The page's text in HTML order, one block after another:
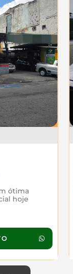
ótima
hoje